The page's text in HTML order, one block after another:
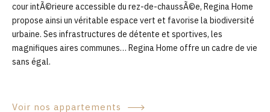
cour intÃ©rieure accessible du rez-de-chaussÃ©e, Regina Home
propose ainsi un véritable espace vert et favorise la biodiversité
urbaine. Ses infrastructures de détente et sportives, les
magnifiques aires communes… Regina Home offre un cadre de vie
sans égal.
Voir nos appartements